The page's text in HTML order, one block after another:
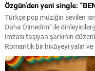
Özgün’den yeni single:
Türkçe pop müziğin sevilen
Daha Ölmedim” ile
imzası taşıyan şarkının
Romantik bir hikâyeyi yalın
Ölmedim”, beklemekten
içinde yaşatmaya devam...